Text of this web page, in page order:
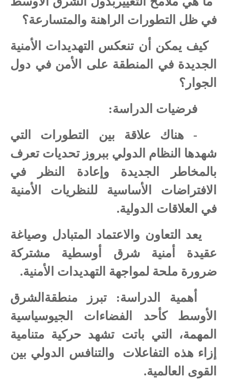
في ظل التطورات الراهنة والمتسارعة؟
كيف يمكن أن تنعكس التهديدات الأمنية
الجديدة في المنطقة على الأمن في دول
الجوار؟
فرضيات الدراسة:
- هناك علاقة بين التطورات التي
شهدها النظام الدولي ببروز تحديات تعرف
بالمخاطر الجديدة وإعادة النظر في
الافتراضات الأساسية للنظريات الأمنية
في العلاقات الدولية.
يعد التعاون والاعتماد المتبادل وصياغة
عقيدة أمنية شرق أوسطية مشتركة
ضرورة ملحة لمواجهة التهديدات الأمنية.
أهمية الدراسة: تبرز منطقةالشرق
الأوسط كأحد الفضاءات الجيوسياسية
المهمة، التي باتت تشهد حركية متنامية
إزاء هذه التفاعلات
والتنافس الدولي بين
القوى العالمية.